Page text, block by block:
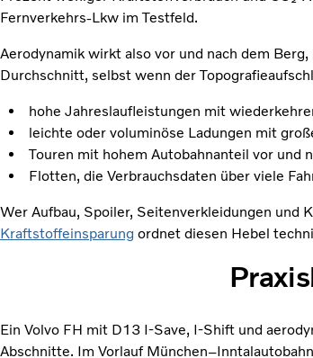
Fernverkehrs-Lkw im Testfeld.
Aerodynamik wirkt also vor und nach dem
Durchschnitt, selbst wenn der
hohe Jahreslaufleistungen mit
leichte oder voluminöse Ladungen mit
Touren mit hohem Autobahnanteil vor und
Flotten, die Verbrauchsdaten über viele
Wer Aufbau, Spoiler, Seitenverkleidungen und
Kraftstoffeinsparung ordnet diesen Hebel
Ein Volvo FH mit D13 I-Save, I-Shift und
Abschnitte. Im Vorlauf